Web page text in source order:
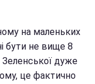
на маленьких
бути не вище 8
Зеленської дуже
це фактично